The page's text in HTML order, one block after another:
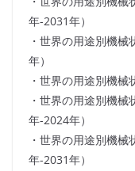
年-2031年）
・世界の用途別機
年）
・世界の用途別機械
・世界の用途別機
年-2024年）
・世界の用途別機
年-2031年）